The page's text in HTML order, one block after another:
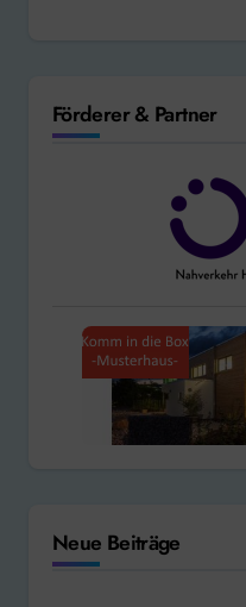
Förderer & Partner
Neue Beiträge